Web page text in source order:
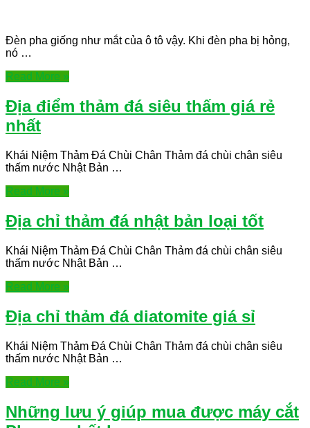
Đèn pha giống như mắt của ô tô vậy. Khi đèn pha bị hỏng,
nó …
Read More »
Địa điểm thảm đá siêu thấm giá rẻ
nhất
Khái Niệm Thảm Đá Chùi Chân Thảm đá chùi chân siêu
thấm nước Nhật Bản …
Read More »
Địa chỉ thảm đá nhật bản loại tốt
Khái Niệm Thảm Đá Chùi Chân Thảm đá chùi chân siêu
thấm nước Nhật Bản …
Read More »
Địa chỉ thảm đá diatomite giá sỉ
Khái Niệm Thảm Đá Chùi Chân Thảm đá chùi chân siêu
thấm nước Nhật Bản …
Read More »
Những lưu ý giúp mua được máy cắt